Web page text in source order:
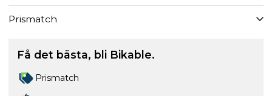
Prismatch
Få det bästa, bli Bikable.
Prismatch